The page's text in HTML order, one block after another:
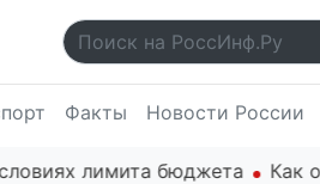
Факты Новости России
лимита бюджета Как